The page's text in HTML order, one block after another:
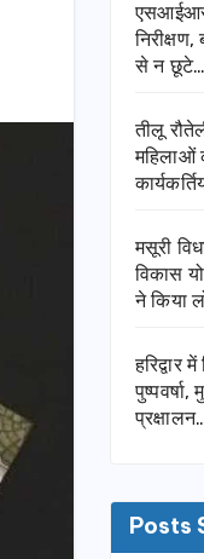
एसआईआर
से न छूटे…
तीलू
महिलाओं
मसूरी
विकास
ने किया
हरिद्वार
Posts